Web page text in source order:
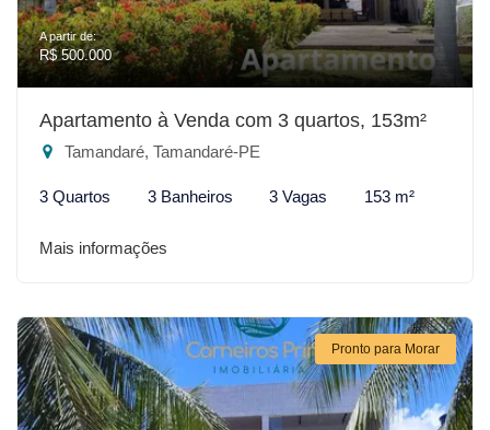
A partir de:
R$ 500.000
Apartamento à Venda com 3 quartos, 153m²
Tamandaré, Tamandaré-PE
3 Quartos 3 Banheiros 3 Vagas 153 m²
Mais informações
Pronto para Morar